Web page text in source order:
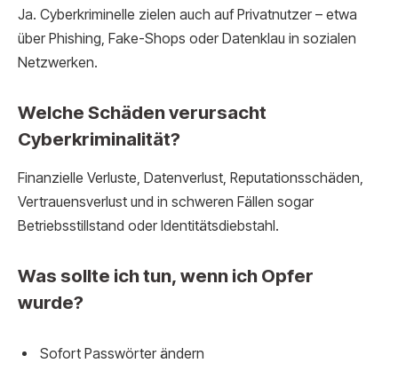
Ja. Cyberkriminelle zielen auch auf Privatnutzer – etwa
über Phishing, Fake-Shops oder Datenklau in sozialen
Netzwerken.
Welche Schäden verursacht
Cyberkriminalität?
Finanzielle Verluste, Datenverlust, Reputationsschäden,
Vertrauensverlust und in schweren Fällen sogar
Betriebsstillstand oder Identitätsdiebstahl.
Was sollte ich tun, wenn ich Opfer
wurde?
Sofort Passwörter ändern